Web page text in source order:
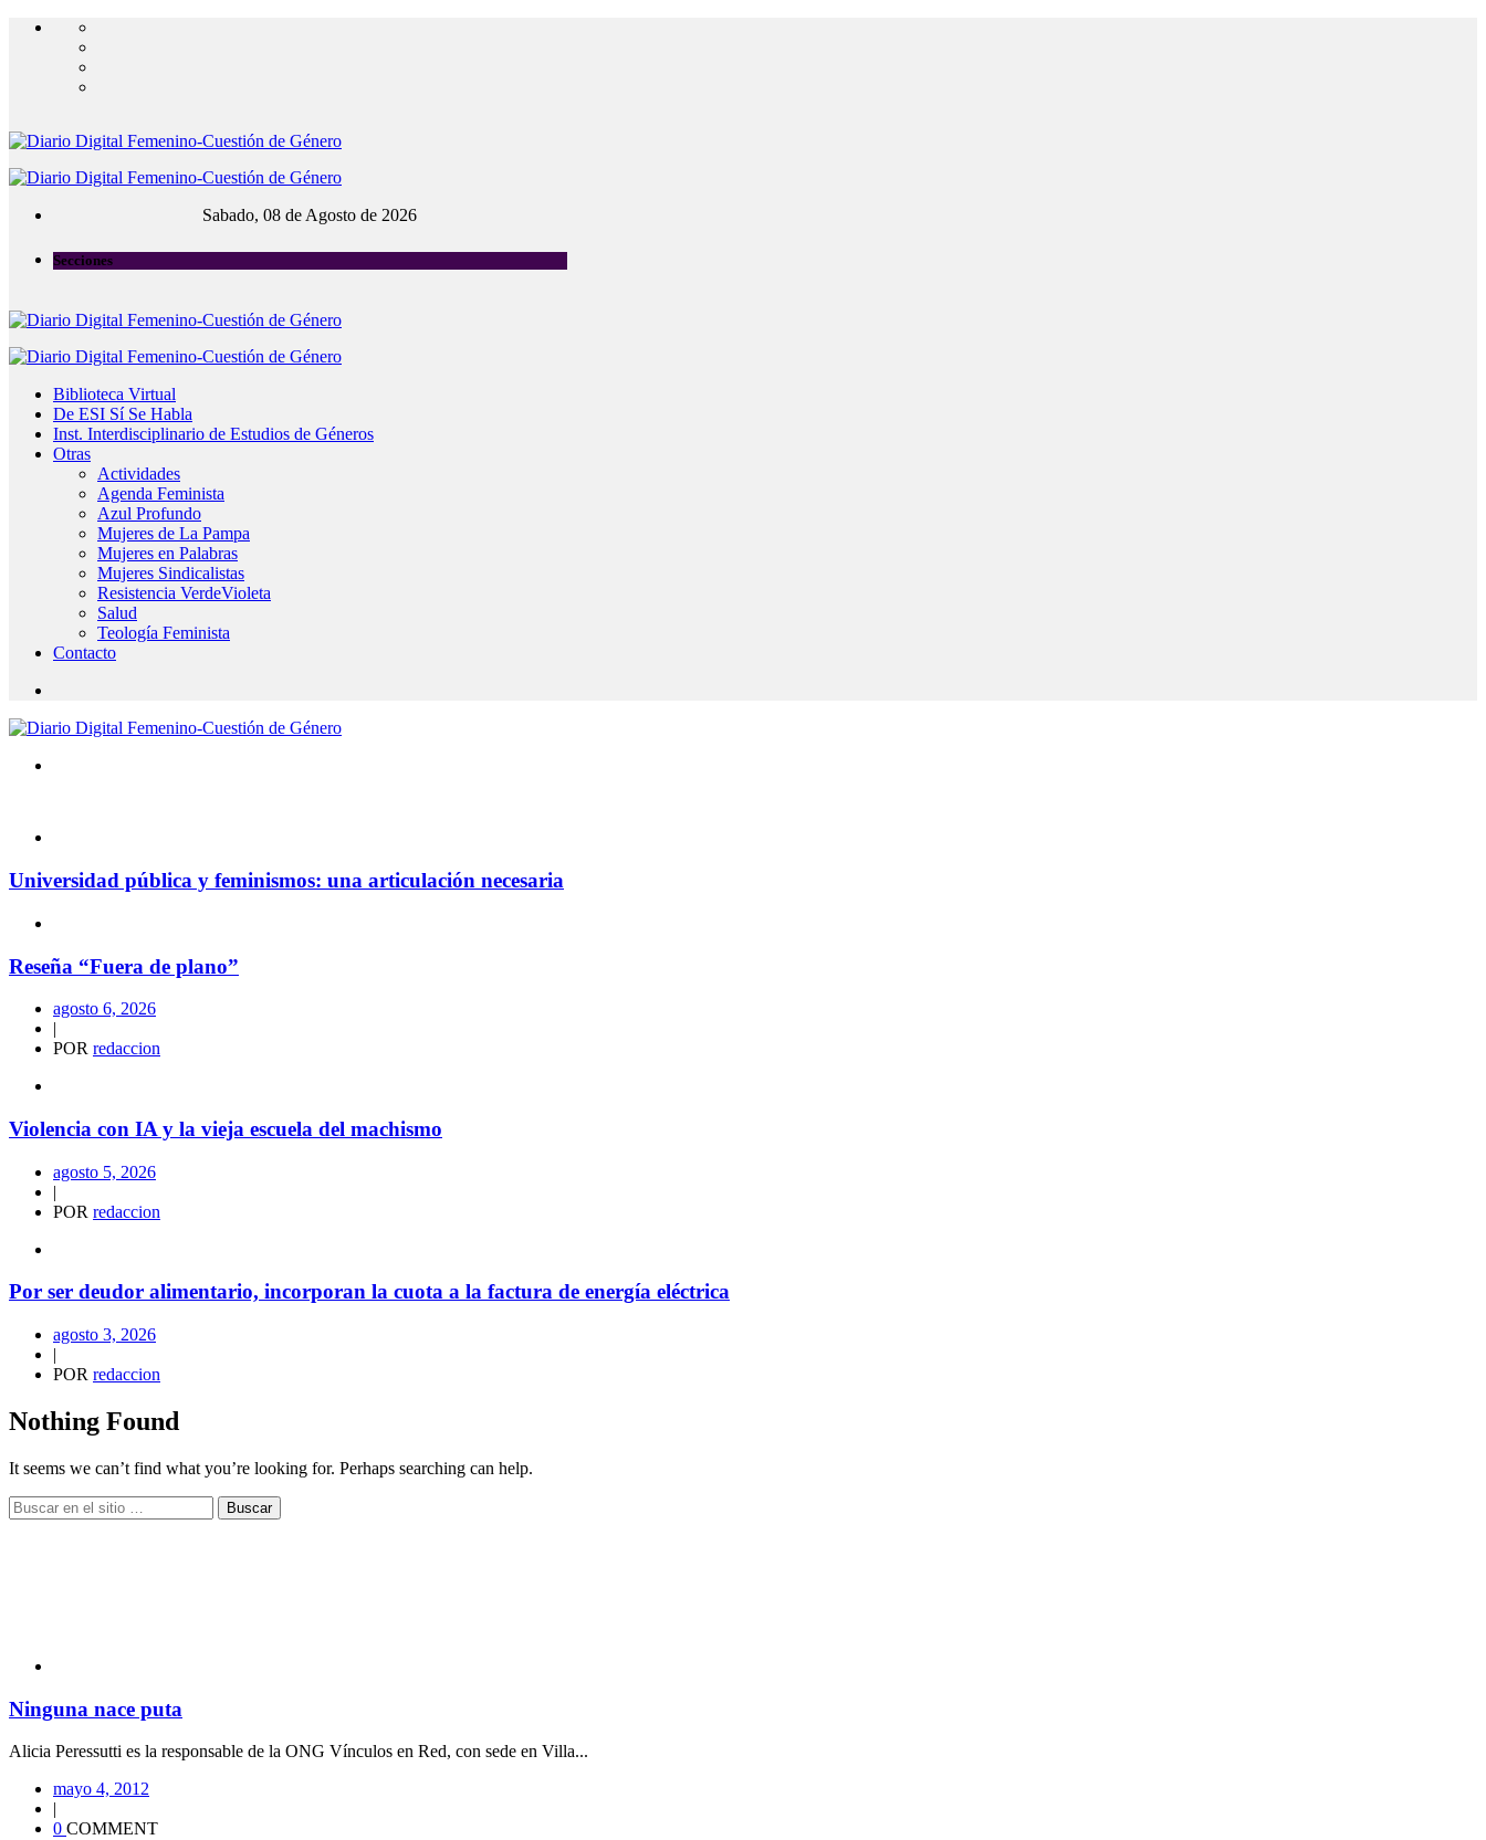
Sabado, 08 de Agosto de 2026
Secciones
Biblioteca Virtual
De ESI Sí Se Habla
Inst. Interdisciplinario de Estudios de Géneros
Otras
Actividades
Agenda Feminista
Azul Profundo
Mujeres de La Pampa
Mujeres en Palabras
Mujeres Sindicalistas
Resistencia VerdeVioleta
Salud
Teología Feminista
Contacto
Universidad pública y feminismos: una articulación necesaria
Reseña “Fuera de plano”
agosto 6, 2026
|
POR redaccion
Violencia con IA y la vieja escuela del machismo
agosto 5, 2026
|
POR redaccion
Por ser deudor alimentario, incorporan la cuota a la factura de energía eléctrica
agosto 3, 2026
|
POR redaccion
Nothing Found
It seems we can’t find what you’re looking for. Perhaps searching can help.
Buscar
Ninguna nace puta
Alicia Peressutti es la responsable de la ONG Vínculos en Red, con sede en Villa...
mayo 4, 2012
|
0 COMMENT